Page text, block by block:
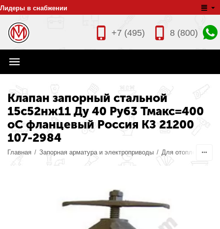
Лидеры в снабжении
8 (800)
+7 (495)
Клапан запорный стальной
15с52нж11 Ду 40 Ру63 Тмакс=400
оС фланцевый Россия КЗ 21200
107-2984
Главная / Запорная арматура и электроприводы / Для отопления